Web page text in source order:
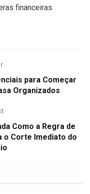
financeiras
para Começar
Organizados
Como a Regra de
o Corte Imediato do